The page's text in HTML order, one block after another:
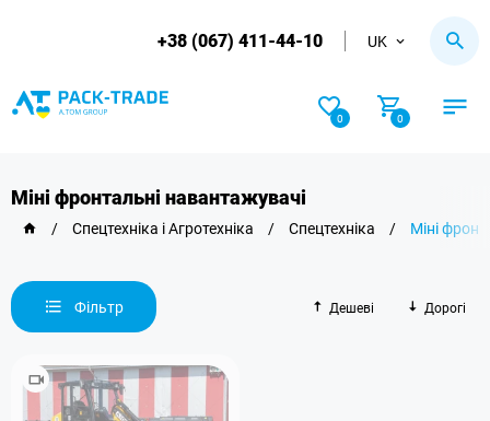
+38 (067) 411-44-10 UK
0 0
Міні фронтальні навантажувачі
/ Спецтехніка і Агротехніка / Спецтехніка / Міні
Фільтр Дешеві Дорогі